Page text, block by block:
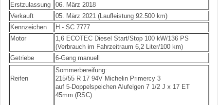
Erstzulassung
06. März 2018
Verkauft
05. März 2021 (Laufleistung 92.500 km)
Kennzeichen
H - SC 7777
Motor
1,6 ECOTEC Diesel Start/Stop 100 kW/136 PS
(Verbrauch im Fahrzeitraum 6,2 Liter/100 km)
Getriebe
6-Gang manuell
Reifen
Sommerbereifung:
215/55 R 17 94V Michelin Primercy 3
auf 5-Doppelspeichen Alufelgen 7 1/2 J x 17 ET
45mm (RSC)